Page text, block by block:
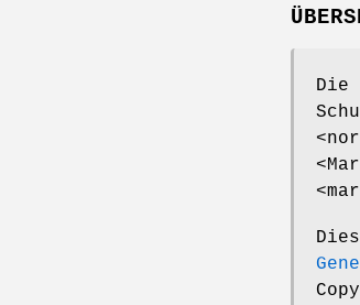
Die